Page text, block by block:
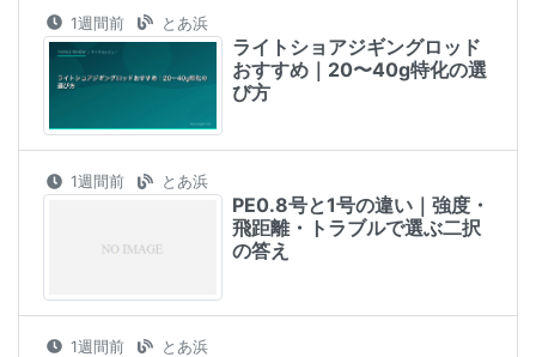
1週間前 とあ浜
ライトショアジギングロッド
おすすめ｜20〜40g特化の選
び方
1週間前 とあ浜
PE0.8号と1号の違い｜強度・
飛距離・トラブルで選ぶ二択
の答え
1週間前 とあ浜